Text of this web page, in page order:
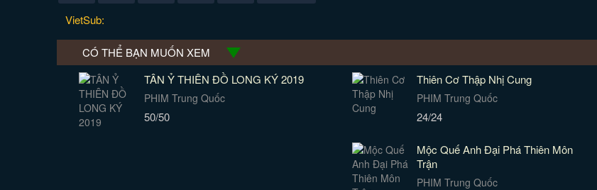
VietSub:
CÓ THỂ BẠN MUỐN XEM
TÂN Ỷ THIÊN ĐỒ LONG KÝ 2019
PHIM Trung Quốc
50/50
Thiên Cơ Thập Nhị Cung
PHIM Trung Quốc
24/24
Mộc Quế Anh Đại Phá Thiên Môn
Trận
PHIM Trung Quốc